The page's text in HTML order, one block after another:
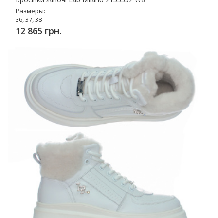
Размеры:
36, 37, 38
12 865 грн.